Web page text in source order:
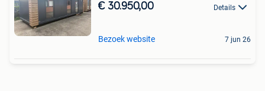
€ 30.950,00 Details
Bezoek website 7 jun 26